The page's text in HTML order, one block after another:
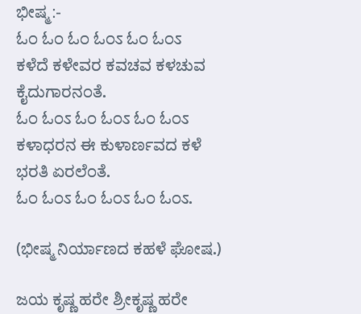
ಭೀಷ್ಮ :-
ಓಂ ಓಂ ಓಂ ಓಂಽ ಓಂ ಓಂಽ
ಕಳೆದೆ ಕಳೇವರ ಕವಚವ ಕಳಚುವ
ಕೈದುಗಾರನಂತೆ.
ಓಂ ಓಂಽ ಓಂ ಓಂಽ ಓಂ ಓಂಽ
ಕಳಾಧರನ ಈ ಕುಳಾರ್ಣವದ ಕಳೆ
ಭರತಿ ಏರಲೆಂತೆ.
ಓಂ ಓಂಽ ಓಂ ಓಂಽ ಓಂ ಓಂಽ.
(ಭೀಷ್ಮ ನಿರ್ಯಾಣದ ಕಹಳೆ ಘೋಷ.)
ಜಯ ಕೃಷ್ಣ ಹರೇ ಶ್ರೀಕೃಷ್ಣ ಹರೇ